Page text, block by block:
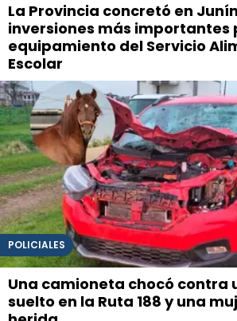
La Provincia concretó en
inversiones más importantes
equipamiento del Servicio
Escolar
POLICIALES
Una camioneta chocó contra
suelto en la Ruta 188 y una